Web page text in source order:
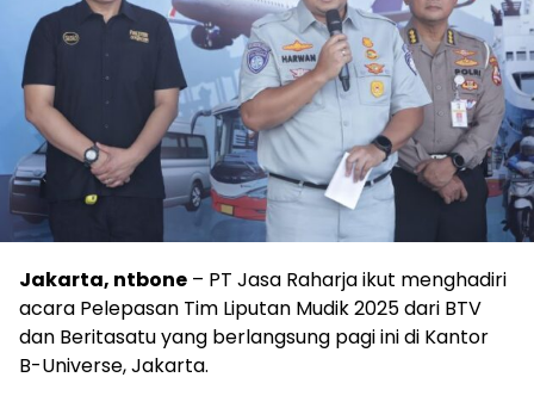
Jakarta, ntbone – PT Jasa Raharja ikut menghadiri
acara Pelepasan Tim Liputan Mudik 2025 dari BTV
dan Beritasatu yang berlangsung pagi ini di Kantor
B-Universe, Jakarta.